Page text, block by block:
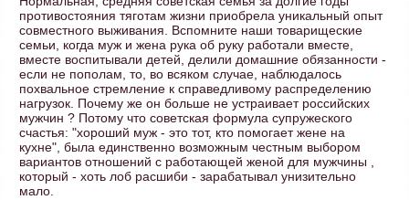
противостояния тяготам жизни приобрела уникальный опыт
совместного выживания. Вспомните наши товарищеские
семьи, когда муж и жена рука об руку работали вместе,
вместе воспитывали детей, делили домашние обязанности -
если не пополам, то, во всяком случае, наблюдалось
похвальное стремление к справедливому распределению
нагрузок. Почему же он больше не устраивает российских
мужчин ? Потому что советская формула супружеского
счастья: "хороший муж - это тот, кто помогает жене на
кухне", была единственно возможным честным выбором
вариантов отношений с работающей женой для мужчины ,
который - хоть лоб расшиби - зарабатывал унизительно
мало.